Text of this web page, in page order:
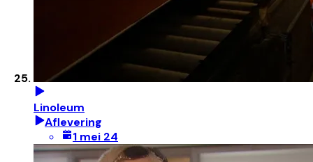
Linoleum
Aflevering
1 mei 24